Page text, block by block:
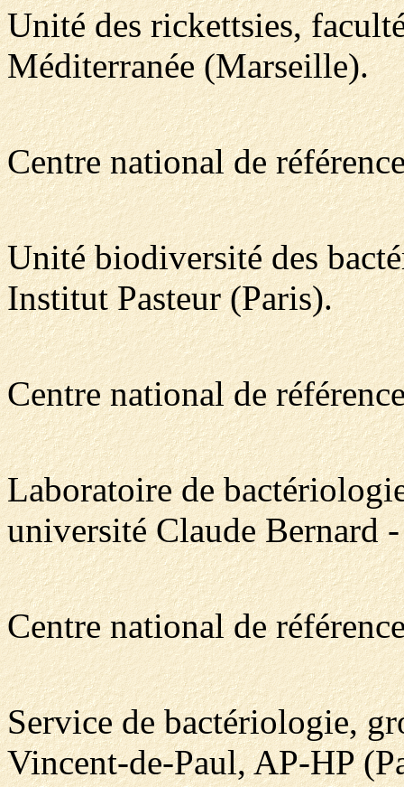
Unité des rickettsies,
Méditerranée (Marseille).
Centre national de
Unité biodiversité des
Institut Pasteur (Paris).
Centre national de
Laboratoire de
université Claude Bernard
Centre national de
Service de bactériologie,
Vincent-de-Paul, AP-HP